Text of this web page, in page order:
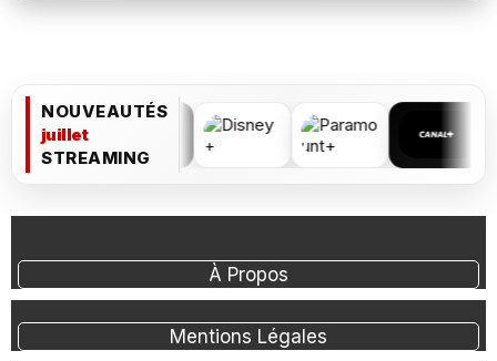
NOUVEAUTÉS
juillet
STREAMING
À Propos
Mentions Légales